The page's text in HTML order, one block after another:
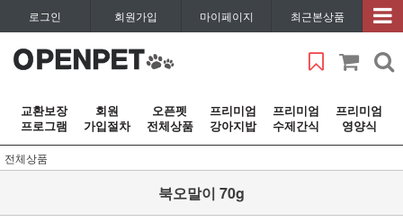
로그인 회원가입 마이페이지 최근본상품
교환보장
프로그램
회원
가입절차
오픈펫
전체상품
프리미엄
강아지밥
프리미엄
수제간식
프리미엄
영양식
전체상품
북오말이 70g